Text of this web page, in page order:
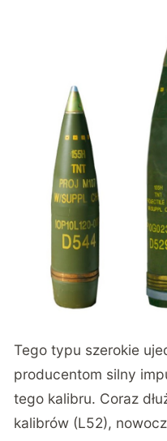
Tego typu szerokie
producentom silny
tego kalibru. Coraz
kalibrów (L52),